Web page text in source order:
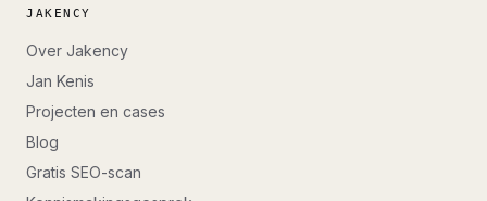
JAKENCY
Over Jakency
Jan Kenis
Projecten en cases
Blog
Gratis SEO-scan